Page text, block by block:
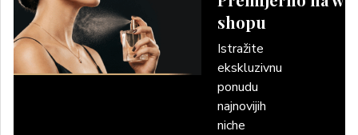
shopu
Istražite
ekskluzivnu
ponudu
najnovijih
niche